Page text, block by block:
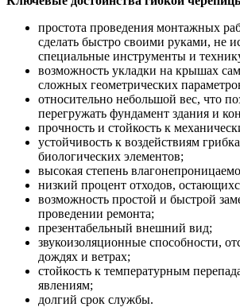
простота проведения монтажных
сделать быстро своими руками, не
специальные инструменты и
возможность укладки на крышах
сложных геометрических
относительно небольшой вес, что
перегружать фундамент здания и
прочность и стойкость к
устойчивость к воздействиям
биологических элементов;
высокая степень
низкий процент отходов,
возможность простой и быстрой
проведении ремонта;
презентабельный внешний вид;
звукоизоляционные способности,
дождях и ветрах;
стойкость к температурным
явлениям;
долгий срок службы.